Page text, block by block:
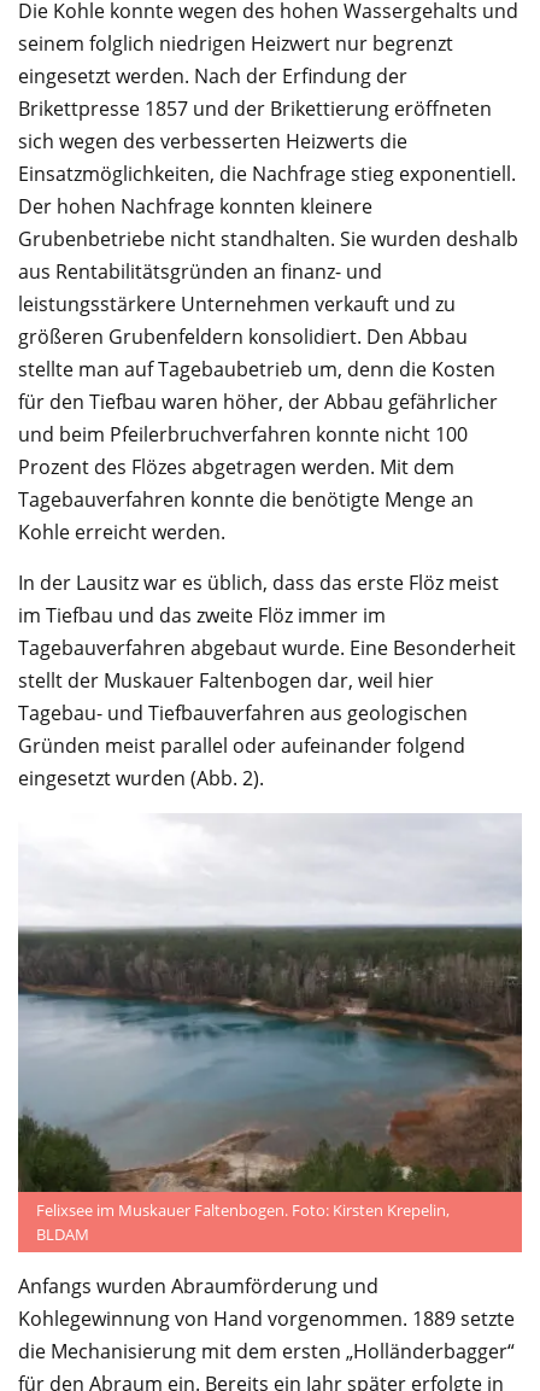
Die Kohle konnte wegen des hohen Wassergehalts und
seinem folglich niedrigen Heizwert nur begrenzt
eingesetzt werden. Nach der Erfindung der
Brikettpresse 1857 und der Brikettierung eröffneten
sich wegen des verbesserten Heizwerts die
Einsatzmöglichkeiten, die Nachfrage stieg exponentiell.
Der hohen Nachfrage konnten kleinere
Grubenbetriebe nicht standhalten. Sie wurden deshalb
aus Rentabilitätsgründen an finanz- und
leistungsstärkere Unternehmen verkauft und zu
größeren Grubenfeldern konsolidiert. Den Abbau
stellte man auf Tagebaubetrieb um, denn die Kosten
für den Tiefbau waren höher, der Abbau gefährlicher
und beim Pfeilerbruchverfahren konnte nicht 100
Prozent des Flözes abgetragen werden. Mit dem
Tagebauverfahren konnte die benötigte Menge an
Kohle erreicht werden.
In der Lausitz war es üblich, dass das erste Flöz meist
im Tiefbau und das zweite Flöz immer im
Tagebauverfahren abgebaut wurde. Eine Besonderheit
stellt der Muskauer Faltenbogen dar, weil hier
Tagebau- und Tiefbauverfahren aus geologischen
Gründen meist parallel oder aufeinander folgend
eingesetzt wurden (Abb. 2).
Felixsee im Muskauer Faltenbogen. Foto: Kirsten Krepelin,
BLDAM
Anfangs wurden Abraumförderung und
Kohlegewinnung von Hand vorgenommen. 1889 setzte
die Mechanisierung mit dem ersten „Holländerbagger“
für den Abraum ein. Bereits ein Jahr später erfolgte in